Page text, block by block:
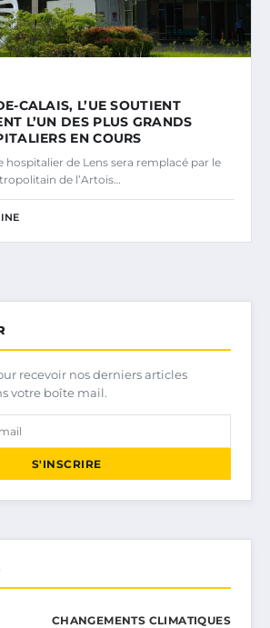
CALAIS, L’UE SOUTIENT
L’UN DES PLUS GRANDS
EN COURS
hospitalier de Lens sera remplacé par le
de l’Artois…
recevoir nos derniers articles
votre boîte mail.
S'INSCRIRE
CHANGEMENTS CLIMATIQUES